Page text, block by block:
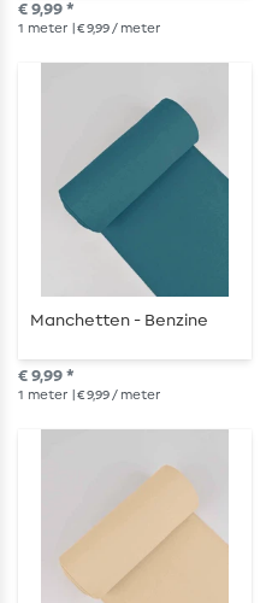
€ 9,99 *
1 meter | € 9,99 / meter
Manchetten - Benzine
€ 9,99 *
1 meter | € 9,99 / meter